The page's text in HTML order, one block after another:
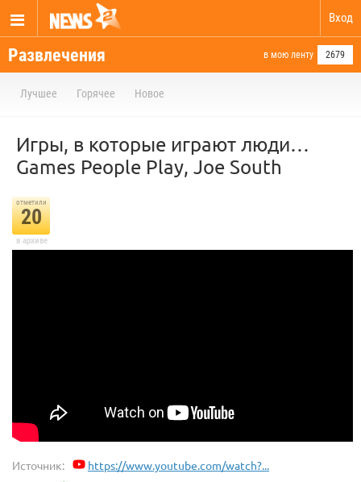
Вход
Развлечения в мою ленту 2679
Лучшее Горячее Новое
Игры, в которые играют люди…
Games People Play, Joe South
отметили
20
в архиве
Источник: https://www.youtube.com/watch?...